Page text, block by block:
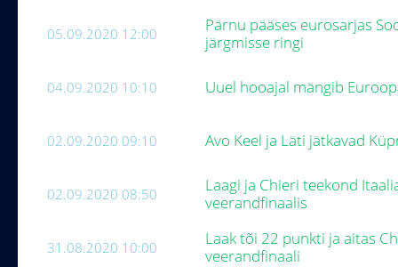
05.09.2020 12:00
Pärnu pääses eurosarjas
järgmisse ringi
04.09.2020 10:10 Uuel hooajal mängib
02.09.2020 09:10 Avo Keel ja Läti jätkavad
02.09.2020 08:50
Laagi ja Chieri teekond
veerandfinaalis
31.08.2020 10:00
Laak tõi 22 punkti ja aitas
veerandfinaali